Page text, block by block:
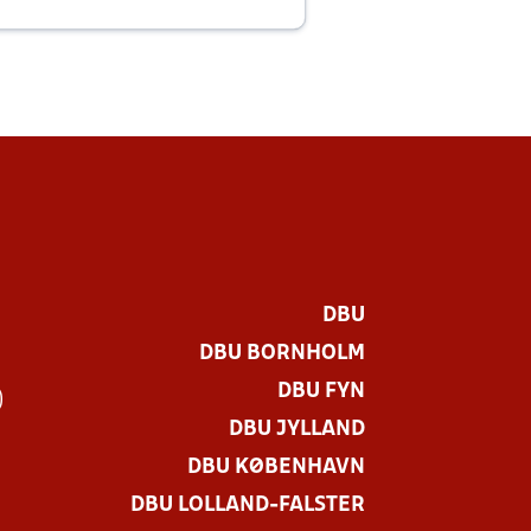
DBU
DBU BORNHOLM
DBU FYN
DBU JYLLAND
DBU KØBENHAVN
DBU LOLLAND-FALSTER